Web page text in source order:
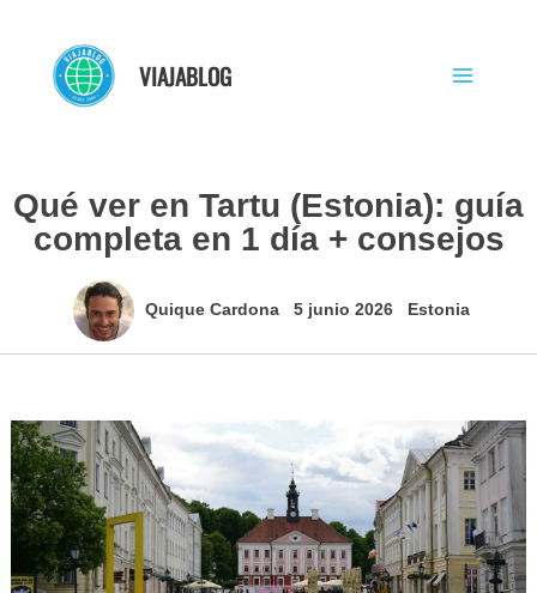
contenido
VIAJABLOG
Qué ver en Tartu (Estonia): guía
completa en 1 día + consejos
Quique Cardona 5 junio 2026 Estonia